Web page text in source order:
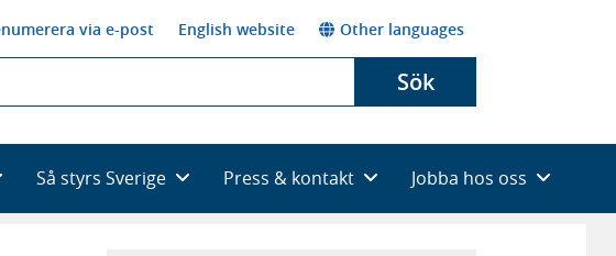
via e-post English website Other languages
Sök
Så styrs Sverige Press & kontakt Jobba hos oss